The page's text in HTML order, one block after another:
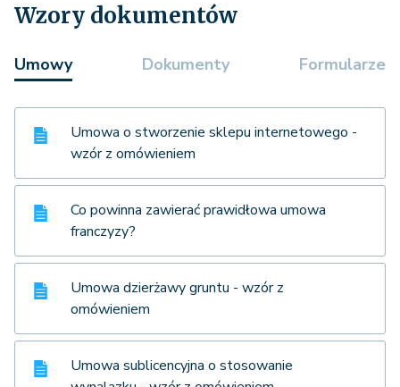
Wzory dokumentów
Umowy Dokumenty Formularze
Umowa o stworzenie sklepu internetowego -
wzór z omówieniem
Co powinna zawierać prawidłowa umowa
franczyzy?
Umowa dzierżawy gruntu - wzór z
omówieniem
Umowa sublicencyjna o stosowanie